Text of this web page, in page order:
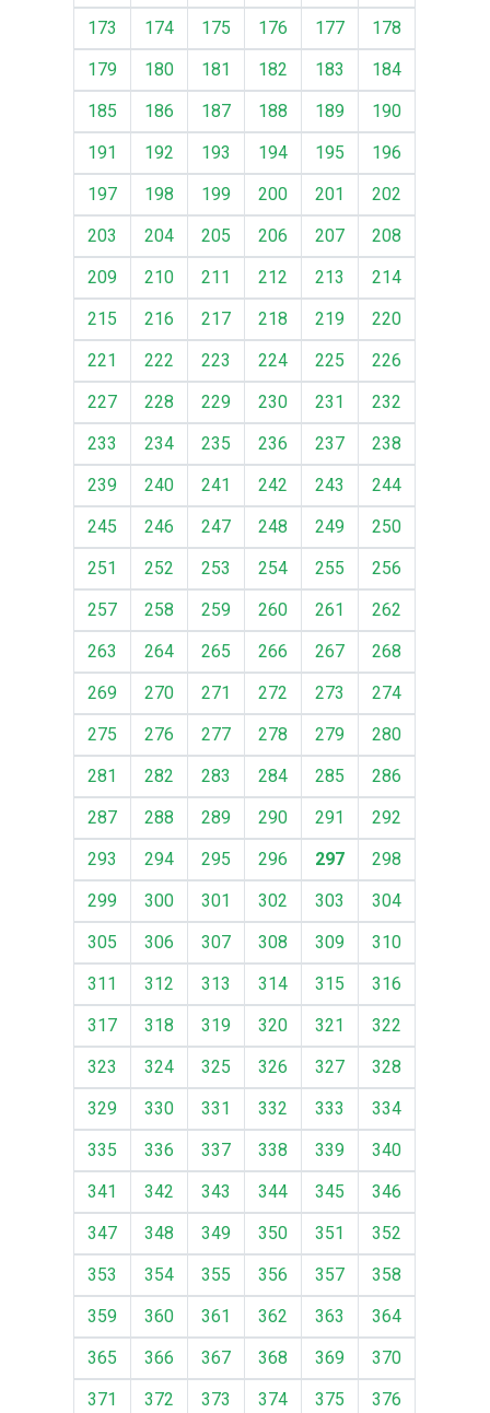
173
174 175 176 177
178
179
180 181 182 183
184
185
186 187 188 189
190
191
192 193 194 195
196
197
198 199 200 201
202
203
204 205 206 207
208
209
210 211 212 213
214
215
216 217 218 219
220
221
222 223 224 225
226
227
228 229 230 231
232
233
234 235 236 237
238
239
240 241 242 243
244
245
246 247 248 249
250
251
252 253 254 255
256
257
258 259 260 261
262
263
264 265 266 267
268
269
270 271 272 273
274
275
276 277 278 279
280
281
282 283 284 285
286
287
288 289 290 291
292
293
294 295 296 297
298
299
300 301 302 303
304
305
306 307 308 309
310
311
312 313 314 315
316
317
318 319 320 321
322
323
324 325 326 327
328
329
330 331 332 333
334
335
336 337 338 339
340
341
342 343 344 345
346
347
348 349 350 351
352
353
354 355 356 357
358
359
360 361 362 363
364
365
366 367 368 369
370
371
372 373 374 375 376